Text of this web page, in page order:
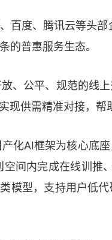
百度、腾讯云等头
的普惠服务生态。
、公平、规范的线
供需精准对接，帮
化AI框架为核心底
间内完成在线训推
模型，支持用户低